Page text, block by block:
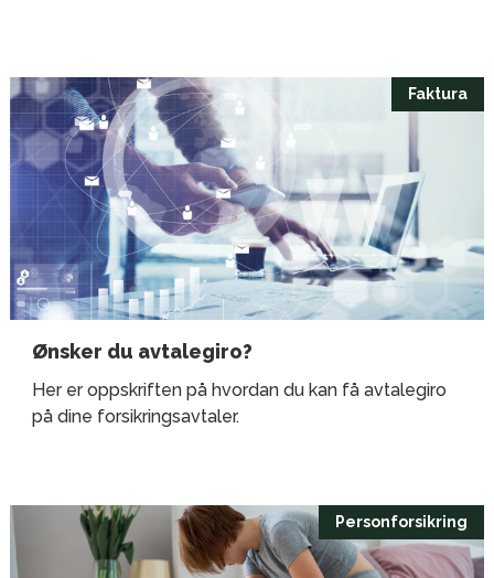
Faktura
Ønsker du avtalegiro?
Her er oppskriften på hvordan du kan få avtalegiro
på dine forsikringsavtaler.
Personforsikring